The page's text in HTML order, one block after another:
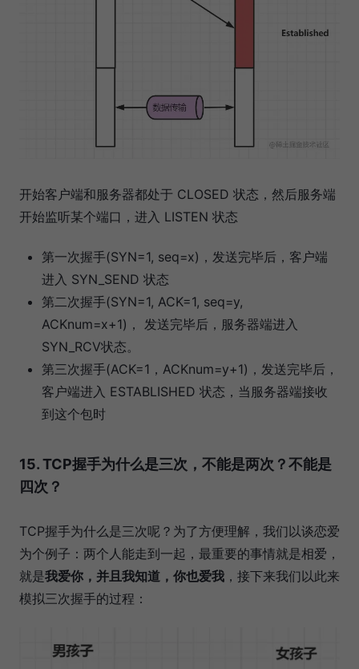
开始客户端和服务器都处于 CLOSED 状态，然后服务端
开始监听某个端口，进入 LISTEN 状态
第一次握手(SYN=1, seq=x)，发送完毕后，客户端
进入 SYN_SEND 状态
第二次握手(SYN=1, ACK=1, seq=y,
ACKnum=x+1)， 发送完毕后，服务器端进入
SYN_RCV状态。
第三次握手(ACK=1，ACKnum=y+1)，发送完毕后，
客户端进入 ESTABLISHED 状态，当服务器端接收
到这个包时
15. TCP握手为什么是三次，不能是两次？不能是
四次？
TCP握手为什么是三次呢？为了方便理解，我们以谈恋爱
为个例子：两个人能走到一起，最重要的事情就是相爱，
就是我爱你，并且我知道，你也爱我 ，接下来我们以此来
模拟三次握手的过程：